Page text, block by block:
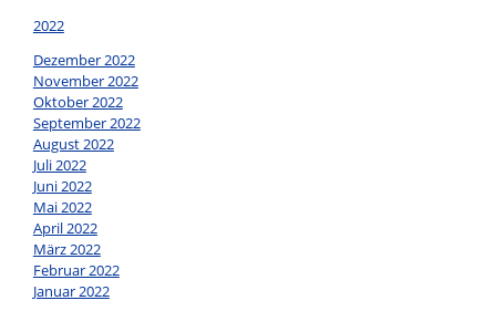
2022
Dezember 2022
November 2022
Oktober 2022
September 2022
August 2022
Juli 2022
Juni 2022
Mai 2022
April 2022
März 2022
Februar 2022
Januar 2022